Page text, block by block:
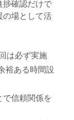
捗確認だけで
の場として活
は必ず実施
裕ある時間設
信頼関係を